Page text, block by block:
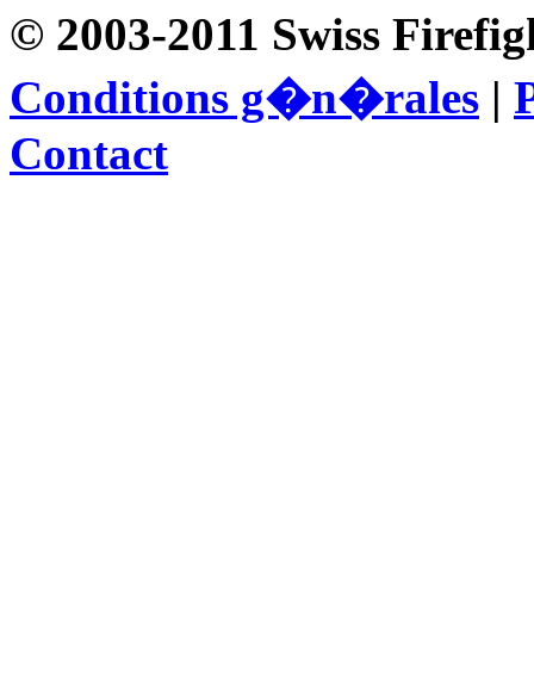
© 2003-2011 Swiss
Conditions g�n�rales |
Contact